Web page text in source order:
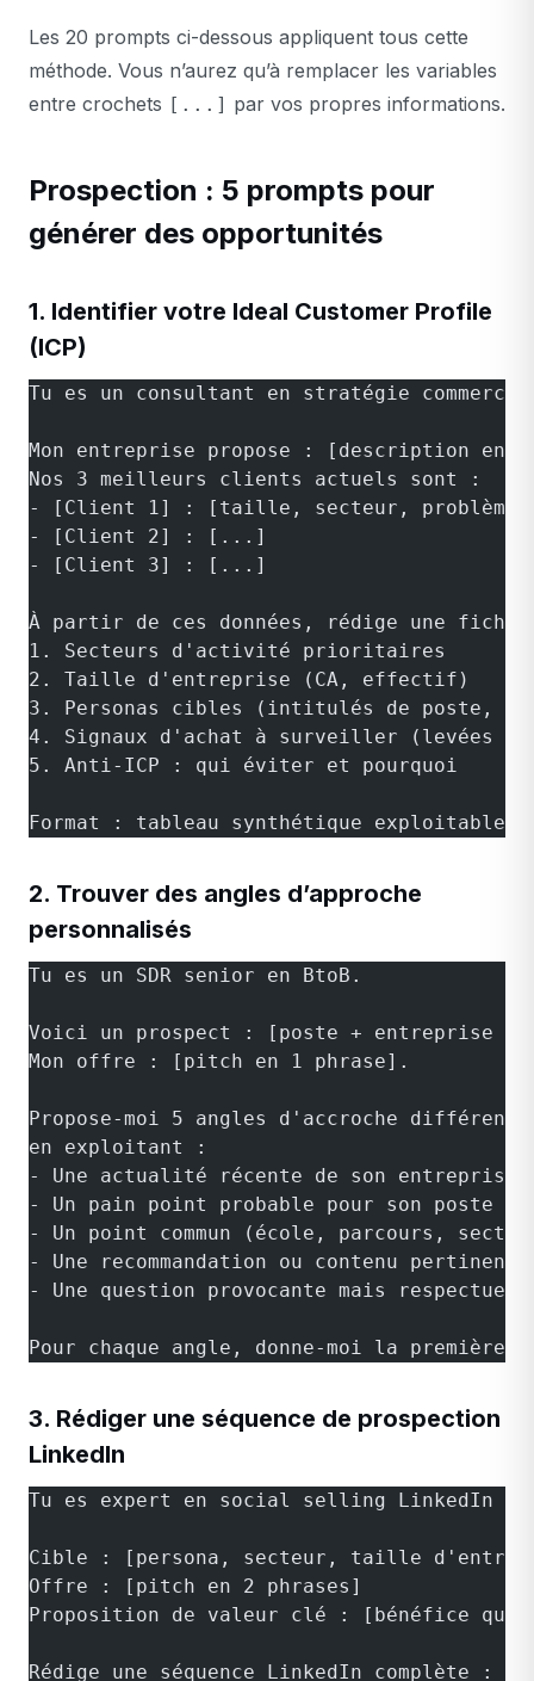
Les 20 prompts ci-dessous appliquent tous cette
méthode. Vous n’aurez qu’à remplacer les variables
entre crochets [...] par vos propres informations.
Prospection : 5 prompts pour
générer des opportunités
1. Identifier votre Ideal Customer Profile
(ICP)
Tu es un consultant en stratégie
Mon entreprise propose : [description en 2
Nos 3 meilleurs clients actuels sont :
- [Client 1] : [taille, secteur, problème
- [Client 2] : [...]
- [Client 3] : [...]
À partir de ces données, rédige une
1. Secteurs d'activité prioritaires
2. Taille d'entreprise (CA, effectif)
3. Personas cibles (intitulés de poste,
4. Signaux d'achat à surveiller (levées
5. Anti-ICP : qui éviter et pourquoi
Format : tableau synthétique exploitable
2. Trouver des angles d’approche
personnalisés
Tu es un SDR senior en BtoB.
Voici un prospect : [poste + entreprise +
Mon offre : [pitch en 1 phrase].
Propose-moi 5 angles d'accroche
en exploitant :
- Une actualité récente de son entreprise
- Un pain point probable pour son poste
- Un point commun (école, parcours,
- Une recommandation ou contenu pertinent
- Une question provocante mais
Pour chaque angle, donne-moi la
3. Rédiger une séquence de prospection
LinkedIn
Tu es expert en social selling LinkedIn
Cible : [persona, secteur, taille
Offre : [pitch en 2 phrases]
Proposition de valeur clé : [bénéfice
Rédige une séquence LinkedIn complète :